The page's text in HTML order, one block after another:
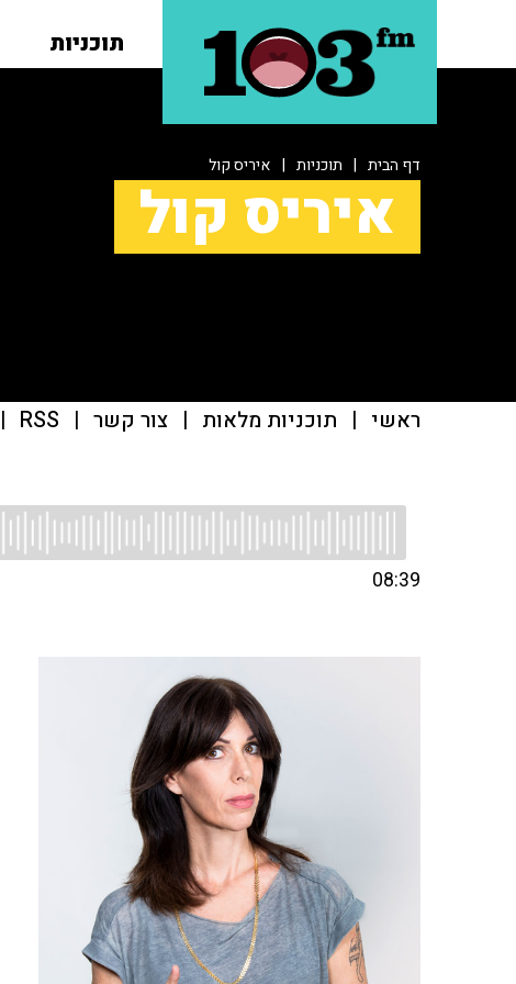
תוכניות
דף הבית | תוכניות | איריס קול
איריס קול
ראשי | תוכניות מלאות | צור קשר |
RSS
|
08:39